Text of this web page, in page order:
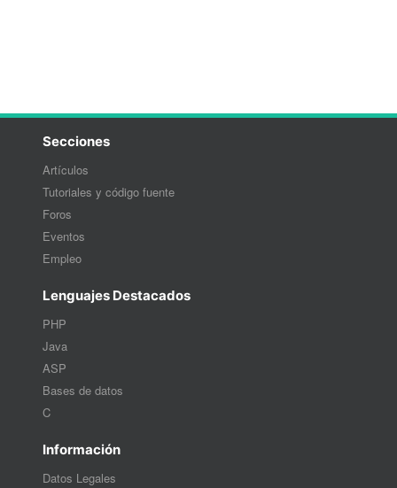
Secciones
Artículos
Tutoriales y código fuente
Foros
Eventos
Empleo
Lenguajes Destacados
PHP
Java
ASP
Bases de datos
C
Información
Datos Legales